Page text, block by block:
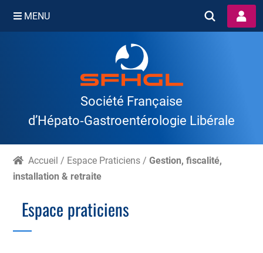
Skip
MENU
Société Française
d’Hépato‑Gastroentérologie Libérale
Accueil / Espace Praticiens /Gestion, fiscalité,
installation & retraite
Espace praticiens